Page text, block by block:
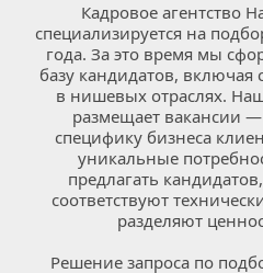
Кадровое агентство
специализируется на
года. За это время мы
базу кандидатов, включая
в нишевых отраслях.
размещает вакансии
специфику бизнеса
уникальные
предлагать
соответствуют
разделяют
Решение запроса по